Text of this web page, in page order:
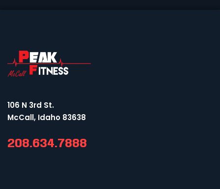
106 N 3rd St.
McCall, Idaho 83638
208.634.7888